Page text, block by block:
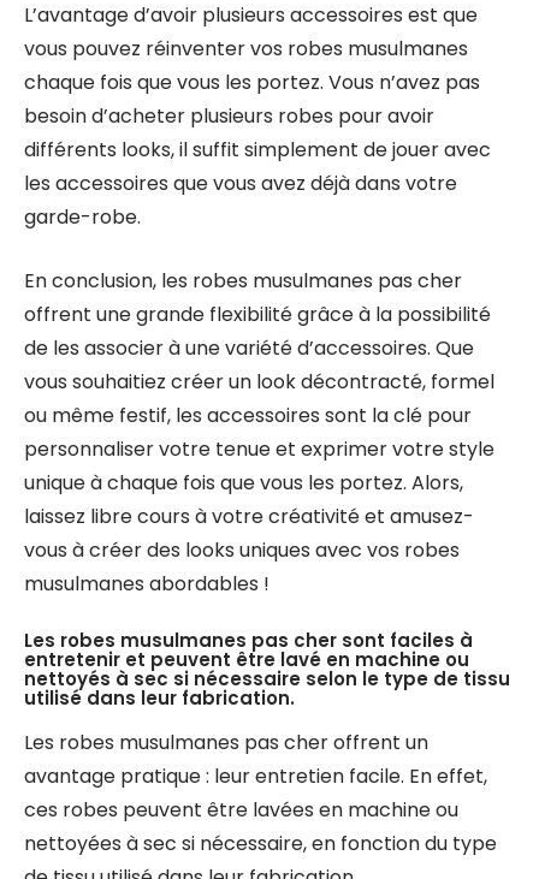
L’avantage d’avoir plusieurs accessoires est que
vous pouvez réinventer vos robes musulmanes
chaque fois que vous les portez. Vous n’avez pas
besoin d’acheter plusieurs robes pour avoir
différents looks, il suffit simplement de jouer avec
les accessoires que vous avez déjà dans votre
garde-robe.
En conclusion, les robes musulmanes pas cher
offrent une grande flexibilité grâce à la possibilité
de les associer à une variété d’accessoires. Que
vous souhaitiez créer un look décontracté, formel
ou même festif, les accessoires sont la clé pour
personnaliser votre tenue et exprimer votre style
unique à chaque fois que vous les portez. Alors,
laissez libre cours à votre créativité et amusez-
vous à créer des looks uniques avec vos robes
musulmanes abordables !
Les robes musulmanes pas cher sont faciles à
entretenir et peuvent être lavé en machine ou
nettoyés à sec si nécessaire selon le type de tissu
utilisé dans leur fabrication.
Les robes musulmanes pas cher offrent un
avantage pratique : leur entretien facile. En effet,
ces robes peuvent être lavées en machine ou
nettoyées à sec si nécessaire, en fonction du type